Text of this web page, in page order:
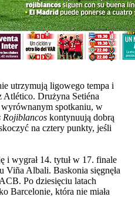
utrzymują ligowego tempa i
Atlético. Drużyna Setiéna
spotkaniu, w
Rojiblancos kontynuują dobrą
na cztery punkty, jeśli
i wygrał 14. tytuł w 17. finale
Viña Albali. Baskonia sięgnęła
Po dziesięciu latach
Barcelonie, która nie miała